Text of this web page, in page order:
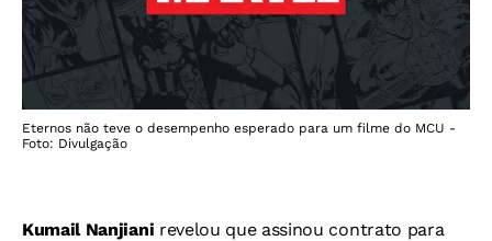
Eternos não teve o desempenho esperado para um filme do MCU -
Foto: Divulgação
Kumail Nanjiani revelou que assinou contrato para